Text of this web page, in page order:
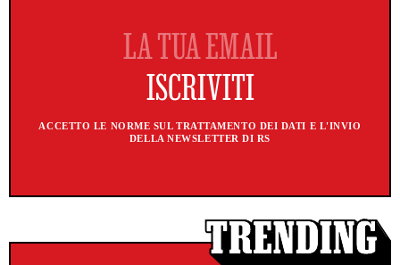
ACCETTO LE NORME SUL TRATTAMENTO DEI DATI E L'INVIO
DELLA NEWSLETTER DI RS